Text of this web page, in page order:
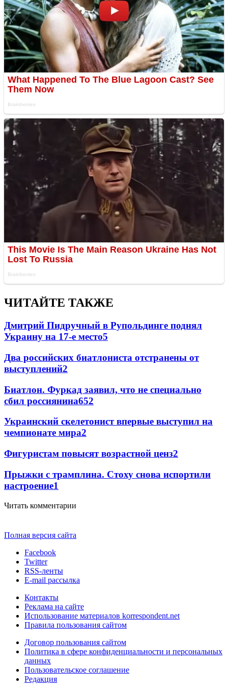
ЧИТАЙТЕ ТАКЖЕ
Дмитрий Пидручный в Рупольдинге поднял
Украину на 17-е место5
Два российских биатлониста отстранены от
выступлений2
Биатлон. Фуркад заявил, что не специально
сбил россиянина652
Украинский скелетонист впервые выступил на
чемпионате мира2
Фигуристам повысят возрастной ценз2
Прыжки с трамплина. Стоху снова испортили
настроение1
Читать комментарии
Полная версия сайта
Facebook
Twitter
RSS-ленты
E-mail рассылка
Контакты
Реклама на сайте
Использование материалов korrespondent.net
Правила пользования сайтом
Договор пользования сайтом
Политика в сфере конфиденциальности и персональных
данных
Пользовательское соглашение
Редакция